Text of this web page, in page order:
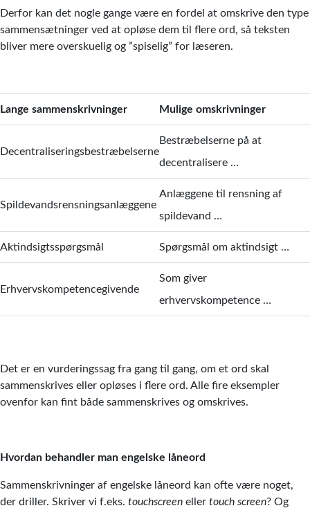
Derfor kan det nogle gange være en fordel at omskrive den type
sammensætninger ved at opløse dem til flere ord, så teksten
bliver mere overskuelig og ”spiselig” for læseren.
Lange sammenskrivninger Mulige omskrivninger
Decentraliseringsbestræbelserne
Bestræbelserne på at
decentralisere …
Spildevandsrensningsanlæggene
Anlæggene til rensning af
spildevand …
Aktindsigtsspørgsmål Spørgsmål om aktindsigt …
Erhvervskompetencegivende
Som giver
erhvervskompetence …
Det er en vurderingssag fra gang til gang, om et ord skal
sammenskrives eller opløses i flere ord. Alle fire eksempler
ovenfor kan fint både sammenskrives og omskrives.
Hvordan behandler man engelske låneord
Sammenskrivninger af engelske låneord kan ofte være noget,
der driller. Skriver vi f.eks. touchscreen eller touch screen? Og